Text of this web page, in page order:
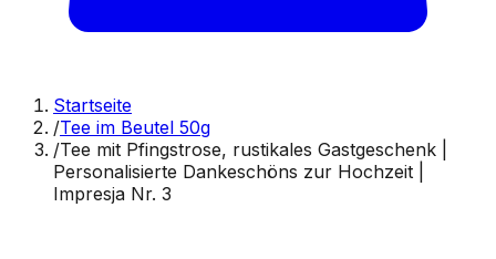
Startseite
/Tee im Beutel 50g
/Tee mit Pfingstrose, rustikales Gastgeschenk |
Personalisierte Dankeschöns zur Hochzeit |
Impresja Nr. 3